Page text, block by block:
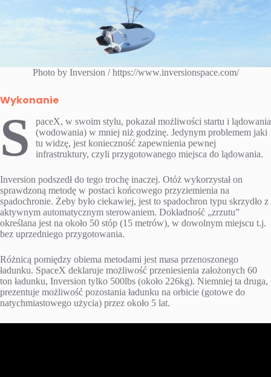
Photo by Inversion / https://www.inversionspace.com/
Wykonanie
S
paceX, w swoim stylu, pokazał możliwości startu i lądowania
(wodowania) w mniej niż godzinę. Jedynym problemem jaki
tu widzę, jest konieczność zapewnienia pewnej
infrastruktury, czyli przygotowanego miejsca do lądowania.
Inversion podszedł do tego trochę inaczej. Otóż wykorzystał on
sprawdzoną metodę w postaci końcowego przyziemienia na
spadochronie. Żeby było ciekawiej, jest to spadochron typu skrzydło z
aktywnym automatycznym sterowaniem. Dokładność „zrzutu”
określana jest na około 50 stóp (15 metrów), w dowolnym miejscu t.j.
bez uprzedniego przygotowania.
Różnicą pomiędzy obiema metodami jest masa przenoszonego
ładunku. SpaceX deklaruje możliwość przeniesienia założonych 60
ton ładunku, Inversion tylko 500lbs (około 226kg). Niemniej ta druga,
prezentuje możliwość pozostania ładunku na orbicie (gotowe do
natychmiastowego użycia) przez około 5 lat.